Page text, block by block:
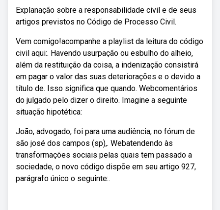
Explanação sobre a responsabilidade civil e de seus
artigos previstos no Código de Processo Civil.
Vem comigo!acompanhe a playlist da leitura do código
civil aqui:. Havendo usurpação ou esbulho do alheio,
além da restituição da coisa, a indenização consistirá
em pagar o valor das suas deteriorações e o devido a
título de. Isso significa que quando. Webcomentários
do julgado pelo dizer o direito. Imagine a seguinte
situação hipotética:
João, advogado, foi para uma audiência, no fórum de
são josé dos campos (sp),. Webatendendo às
transformações sociais pelas quais tem passado a
sociedade, o novo código dispõe em seu artigo 927,
parágrafo único o seguinte:.